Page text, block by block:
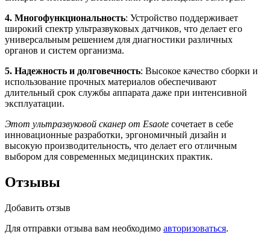
4. Многофункциональность: Устройство поддерживает
широкий спектр ультразвуковых датчиков, что делает его
универсальным решением для диагностики различных
органов и систем организма.
5. Надежность и долговечность: Высокое качество сборки и
использование прочных материалов обеспечивают
длительный срок службы аппарата даже при интенсивной
эксплуатации.
Этот ультразвуковой сканер от Esaote сочетает в себе
инновационные разработки, эргономичный дизайн и
высокую производительность, что делает его отличным
выбором для современных медицинских практик.
Отзывы
Добавить отзыв
Для отправки отзыва вам необходимо авторизоваться.